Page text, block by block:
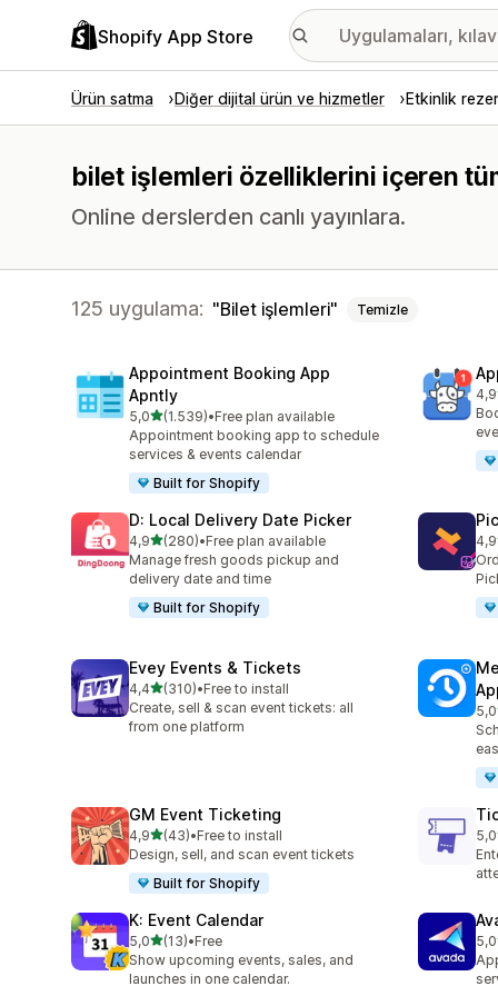
Shopify App Store
Ürün satma Diğer dijital ürün ve hizmetler Etkinlik
bilet işlemleri özelliklerini içeren
Online derslerden canlı yayınlara.
125 uygulama: Bilet işlemleri Temizle
Appointment Booking App
Apntly
5,05 yıldız üzerinden
(1.539)
toplam 1539 değerlendirme
•Free plan available
Appointment booking app to schedule
services & events calendar
Built for Shopify
4,9
D: Local Delivery Date Picker
4,95 yıldız üzerinden
(280)
toplam 280 değerlendirme
•Free plan available
Manage fresh goods pickup and
delivery date and time
Built for Shopify
4,9
Evey Events & Tickets
4,45 yıldız üzerinden
(310)
toplam 310 değerlendirme
•Free to install
Create, sell & scan event tickets: all
from one platform
5,0
GM Event Ticketing
4,95 yıldız üzerinden
(43)
toplam 43 değerlendirme
•Free to install
Design, sell, and scan event tickets
Built for Shopify
5,0
K: Event Calendar
5,05 yıldız üzerinden
(13)
toplam 13 değerlendirme
•Free
Show upcoming events, sales, and
launches in one calendar.
5,0